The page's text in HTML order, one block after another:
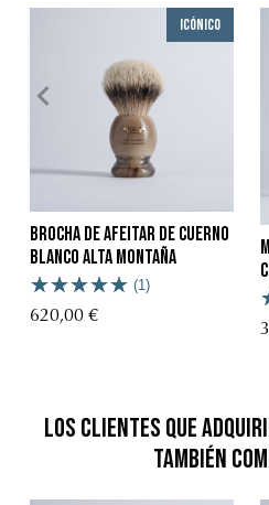
Icónico
Brocha de Afeitar de Cuerno
Blanco Alta Montaña
(1)
620,00 €
Los clientes que
también